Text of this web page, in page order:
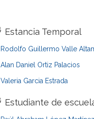
Estancia Temporal
Rodolfo Guillermo Valle
Alan Daniel Ortiz Palacios
Valeria Garcia Estrada
Estudiante de